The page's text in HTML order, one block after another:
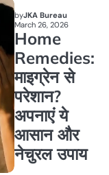
byJKA Bureau
March 26, 2026
Home
Remedies:
माइग्रेन से
परेशान?
अपनाएं ये
आसान और
नेचुरल उपाय